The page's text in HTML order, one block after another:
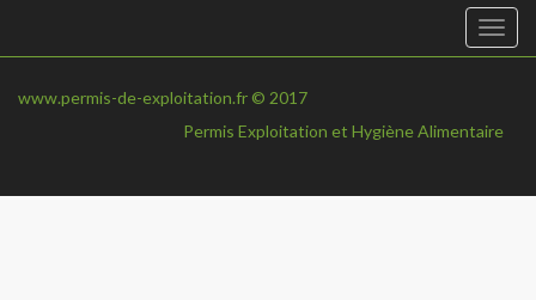
www.permis-de-exploitation.fr © 2017
Permis Exploitation et Hygiène Alimentaire